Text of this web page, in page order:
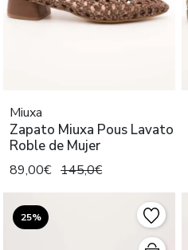
Miuxa
Zapato Miuxa Pous Lavato
Roble de Mujer
89,00€ 145,0€
25%